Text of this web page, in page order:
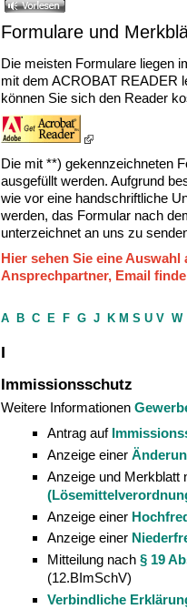
Formulare und
Die meisten Formulare liegen
mit dem ACROBAT READER
können Sie sich den Reader
Die mit **) gekennzeichneten
ausgefüllt werden. Aufgrund
wie vor eine handschriftliche
werden, das Formular nach
unterzeichnet an uns zu
Hier sehen Sie eine
Ansprechpartner, Email
A B C E F G J K M S U V W
I
Immissionsschutz
Weitere Informationen
Antrag auf
Anzeige einer
Anzeige und Merkblatt
Anzeige einer
Anzeige einer
Mitteilung nach§ 19
(12.BImSchV)
Verbindliche